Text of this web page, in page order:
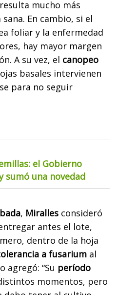
mucho más
En cambio, si el
foliar y la enfermedad
hay mayor margen
A su vez, el canopeo
basales intervienen
para no seguir
el Gobierno
sumó una novedad
, Miralles consideró
antes el lote,
dentro de la hoja
a fusarium al
agregó: “Su período
momentos, pero